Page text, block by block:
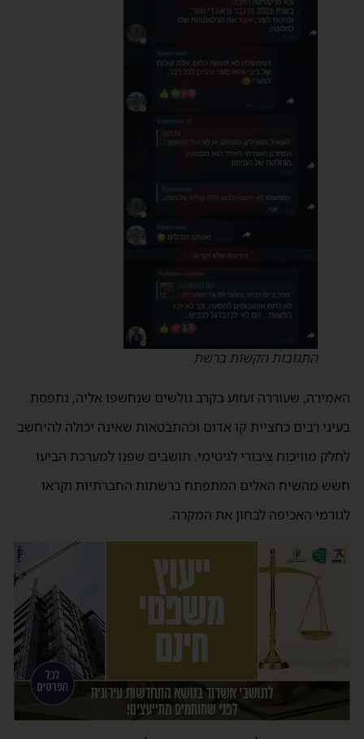
התגובות הקשות ברשת
האמירה, שעוררה זעזוע בקרב גולשים שנחשפו אליה, נתפסת
בעיני רבים כחציית קו אדום וכהתבטאות שאינה יכולה להיחשב
לחלק מוויכוח ציבורי לגיטימי. תושבים שפנו למערכת הביעו
חשש מהשיח האלים המתפתח ברשתות החברתיות וקראו
לגורמי האכיפה לבחון את המקרה.